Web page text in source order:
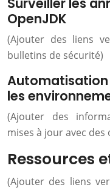
OpenJDK
(Ajouter des liens
bulletins de sécurité)
Automatisation
les
(Ajouter des
mises à jour avec
Ressources
(Ajouter des liens